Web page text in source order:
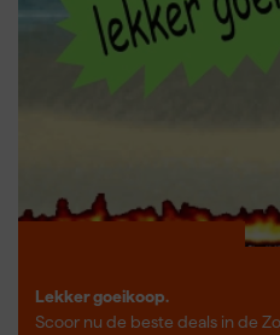
Lekker goeikoop.
Scoor nu de beste deals in de